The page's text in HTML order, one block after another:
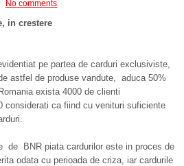
No comments
in crestere
pe partea de carduri exclusiviste,
astfel de produse vandute, aduca 50%
exista 4000 de clienti
considerati ca fiind cu venituri suficiente
de BNR piata cardurilor este in proces de
odata cu perioada de criza, iar cardurile